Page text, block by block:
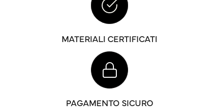
MATERIALI CERTIFICATI
PAGAMENTO SICURO